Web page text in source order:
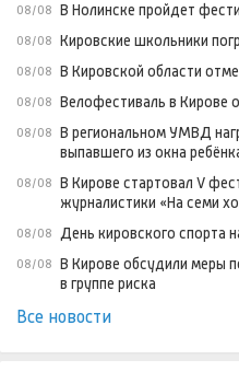
08/08 В Нолинске пройдет
08/08 Кировские школьники
08/08 В Кировской области
08/08 Велофестиваль в Кирове
08/08 В региональном УМВД
выпавшего из окна
08/08 В Кирове стартовал V
журналистики «На семи
08/08 День кировского спорта
08/08 В Кирове обсудили меры
в группе риска
Все новости